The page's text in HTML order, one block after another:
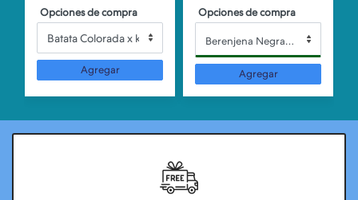
Opciones de compra
Agregar
Opciones de compra
Berenjena Negra x kilo
Agregar